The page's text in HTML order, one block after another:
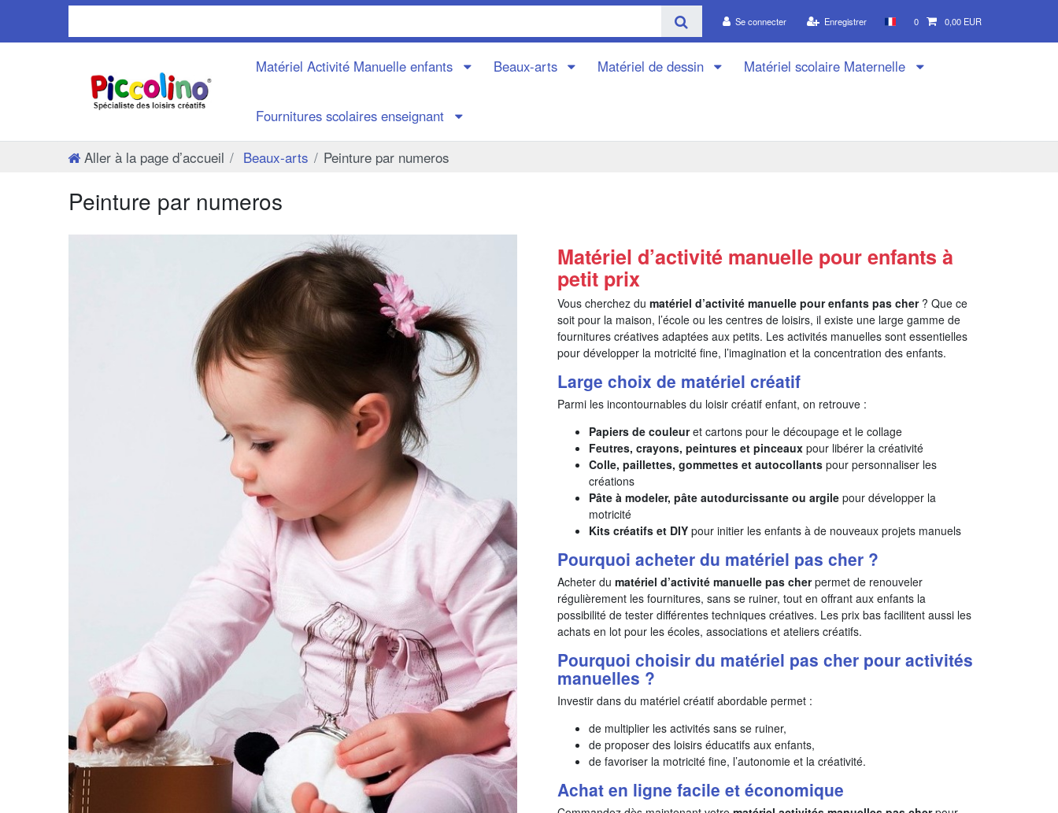
Se connecter Enregistrer 0 0,00 EUR
Matériel Activité Manuelle enfants Beaux-arts Matériel de dessin Matériel scolaire Maternelle
Fournitures scolaires enseignant
Aller à la page d’accueil Beaux-arts Peinture par numeros
Peinture par numeros
Matériel d’activité manuelle pour enfants à
petit prix
Vous cherchez du matériel d’activité manuelle pour enfants pas cher? Que ce
soit pour la maison, l’école ou les centres de loisirs, il existe une large gamme de
fournitures créatives adaptées aux petits. Les activités manuelles sont essentielles
pour développer la motricité fine, l’imagination et la concentration des enfants.
Large choix de matériel créatif
Parmi les incontournables du loisir créatif enfant, on retrouve :
Papiers de couleuret cartons pour le découpage et le collage
Feutres, crayons, peintures et pinceaux pour libérer la créativité
Colle, paillettes, gommettes et autocollants pour personnaliser les
créations
Pâte à modeler, pâte autodurcissante ou argile pour développer la
motricité
Kits créatifs et DIY pour initier les enfants à de nouveaux projets manuels
Pourquoi acheter du matériel pas cher ?
Acheter du matériel d’activité manuelle pas cherpermet de renouveler
régulièrement les fournitures, sans se ruiner, tout en offrant aux enfants la
possibilité de tester différentes techniques créatives. Les prix bas facilitent aussi les
achats en lot pour les écoles, associations et ateliers créatifs.
Pourquoi choisir du matériel pas cher pour activités
manuelles ?
Investir dans du matériel créatif abordable permet :
de multiplier les activités sans se ruiner,
de proposer des loisirs éducatifs aux enfants,
de favoriser la motricité fine, l’autonomie et la créativité.
Achat en ligne facile et économique